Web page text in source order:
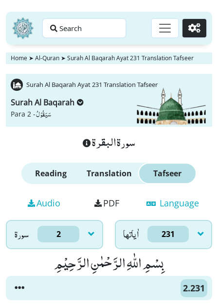
Search Go
Home ➤ Al-Quran ➤ Surah Al Baqarah Ayat 231 Translation Tafseer
Surah Al Baqarah Ayat 231 Translation Tafseer
Surah Al Baqarah
Para 2 -سَیَقُوْلُ
سورة البقرة
Reading Translation Tafseer
Audio PDF Language
سورۃ 2 اٰياتها 231
بِسْمِ اللّٰهِ الرَّحْمٰنِ الرَّحِیْمِ
2.231